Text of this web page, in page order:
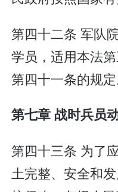
第四十二条 军队
学员，适用本法第
第四十一条的规定
第七章 战时兵员
第四十三条 为了
土完整、安全和